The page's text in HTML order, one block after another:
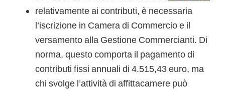
relativamente ai contributi, è necessaria
l’iscrizione in Camera di Commercio e il
versamento alla Gestione Commercianti. Di
norma, questo comporta il pagamento di
contributi fissi annuali di 4.515,43 euro, ma
chi svolge l’attività di affittacamere può